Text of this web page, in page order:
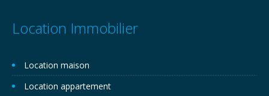
Location Immobilier
Location maison
Location appartement